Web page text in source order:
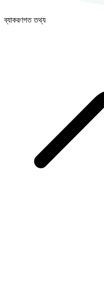
ব্যাকরণগত তথ্য